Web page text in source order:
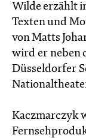
Wilde erzählt
Texten und
von Matts
wird er neben
Düsseldorfer
Kaczmarczyk